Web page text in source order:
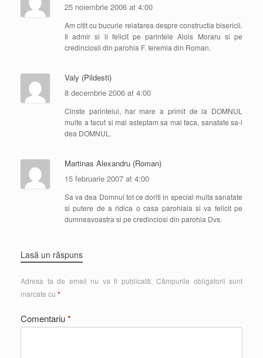
25 noiembrie 2006 at 4:00
Am citit cu bucurie relatarea despre constructia bisericii.
Ii admir si ii felicit pe parintele Alois Moraru si pe
credinciosii din parohia F. Ieremia din Roman.
Valy (Pildesti)
8 decembrie 2006 at 4:00
Cinste parintelui, har mare a primit de la DOMNUL
multe a facut si mai asteptam sa mai faca, sanatate sa-i
dea DOMNUL.
Martinas Alexandru (Roman)
15 februarie 2007 at 4:00
Sa va dea Domnul tot ce doriti in special multa sanatate
si putere de a ridica o casa parohiala si va felicit pe
dumneavoastra si pe credinciosi din parohia Dvs.
Lasă un răspuns
Adresa ta de email nu va fi publicată. Câmpurile obligatorii sunt
marcate cu *
Comentariu*